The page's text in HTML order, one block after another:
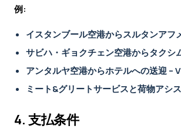
例:
イスタンブール空港からスルタンア
サビハ・ギョクチェン空港からタク
アンタルヤ空港からホテルへの送迎
ミート&グリートサービスと荷物アシ
4. 支払条件